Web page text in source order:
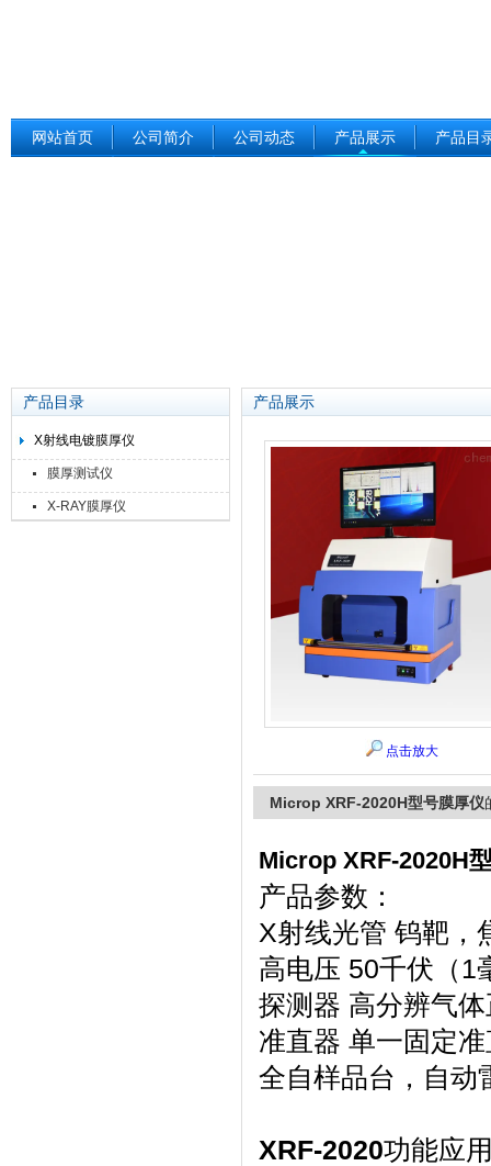
网站首页 公司简介 公司动态 产品展示 产品目
产品目录
X射线电镀膜厚仪
膜厚测试仪
X-RAY膜厚仪
产品展示
点击放大
Microp XRF-2020H型号膜厚仪
Microp XRF-2020H
产品参数：
X射线光管 钨靶，
高电压 50千伏（1
探测器 高分辨气
准直器 单一固定
全自样品台，自动
XRF-2020功能应